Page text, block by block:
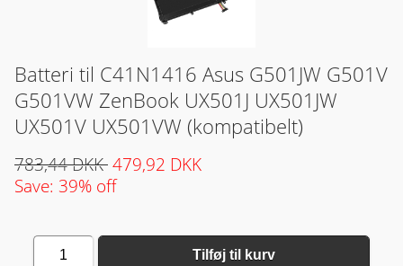
Batteri til C41N1416 Asus G501JW G501V
G501VW ZenBook UX501J UX501JW
UX501V UX501VW (kompatibelt)
783,44 DKK479,92 DKK
Save: 39% off
1 Tilføj til kurv